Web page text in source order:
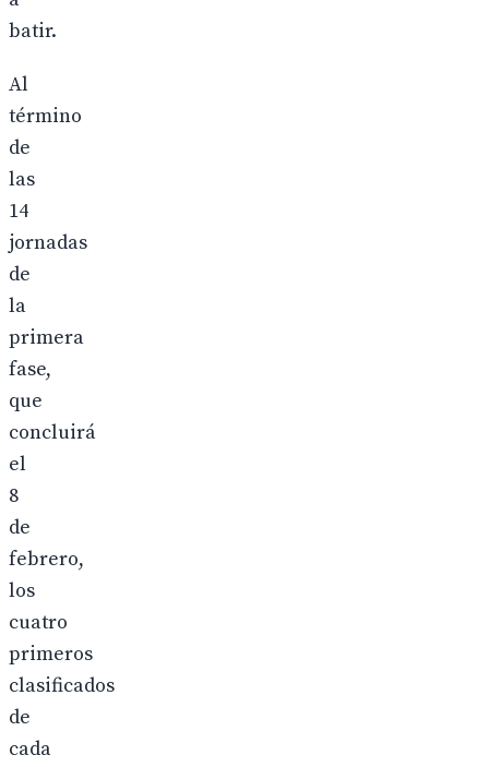
batir.
Al
término
de
las
14
jornadas
de
la
primera
fase,
que
concluirá
el
8
de
febrero,
los
cuatro
primeros
clasificados
de
cada